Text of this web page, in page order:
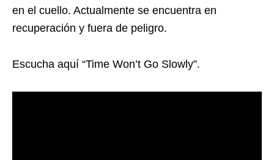
en el cuello. Actualmente se encuentra en
recuperación y fuera de peligro.
Escucha aquí “Time Won’t Go Slowly”.